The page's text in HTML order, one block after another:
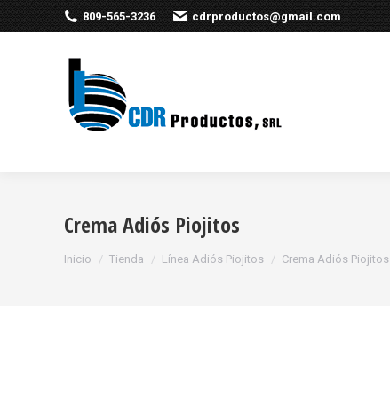
809-565-3236 cdrproductos@gmail.com
Crema Adiós Piojitos
Inicio Tienda Línea Adiós Piojitos Crema Adiós Piojitos